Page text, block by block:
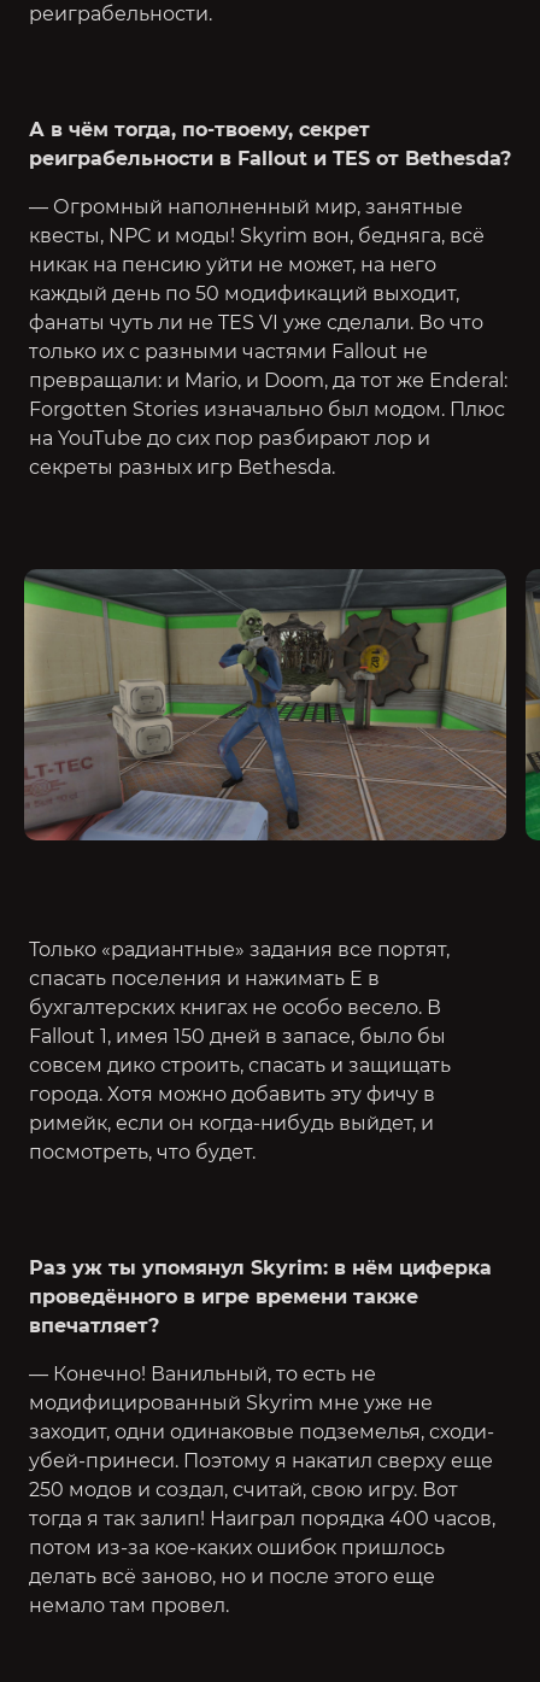
реиграбельности.
А в чём тогда, по-твоему, секрет
реиграбельности в Fallout и TES от Bethesda?
— Огромный наполненный мир, занятные
квесты, NPC и моды! Skyrim вон, бедняга, всё
никак на пенсию уйти не может, на него
каждый день по 50 модификаций выходит,
фанаты чуть ли не TES VI уже сделали. Во что
только их с разными частями Fallout не
превращали: и Mario, и Doom, да тот же Enderal:
Forgotten Stories изначально был модом. Плюс
на YouTube до сих пор разбирают лор и
секреты разных игр Bethesda.
Только «радиантные» задания все портят,
спасать поселения и нажимать E в
бухгалтерских книгах не особо весело. В
Fallout 1, имея 150 дней в запасе, было бы
совсем дико строить, спасать и защищать
города. Хотя можно добавить эту фичу в
римейк, если он когда-нибудь выйдет, и
посмотреть, что будет.
Раз уж ты упомянул Skyrim: в нём циферка
проведённого в игре времени также
впечатляет?
— Конечно! Ванильный, то есть не
модифицированный Skyrim мне уже не
заходит, одни одинаковые подземелья, сходи-
убей-принеси. Поэтому я накатил сверху еще
250 модов и создал, считай, свою игру. Вот
тогда я так залип! Наиграл порядка 400 часов,
потом из-за кое-каких ошибок пришлось
делать всё заново, но и после этого еще
немало там провел.